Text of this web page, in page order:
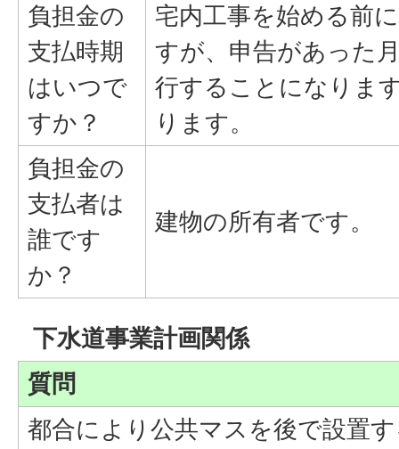
負担金の
支払時期
はいつで
すか？
宅内工事を始める前
すが、申告があった
行することになりま
ります。
負担金の
支払者は
誰です
か？
建物の所有者です。
下水道事業計画関係
質問
都合により公共マスを後で設置